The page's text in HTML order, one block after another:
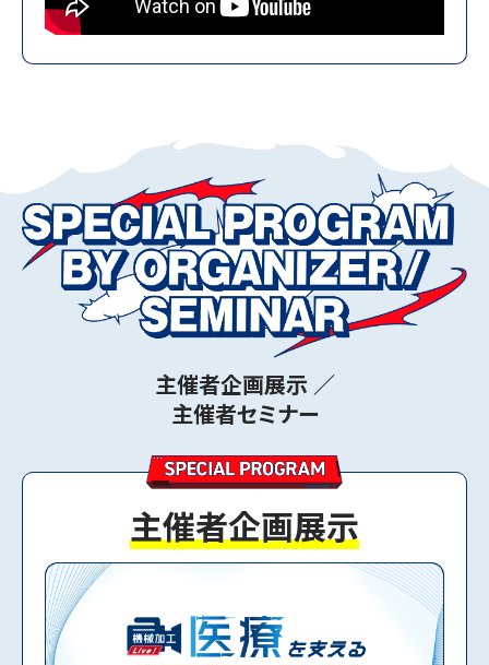
キッチンカーコーディネート事業者募集を締め切り
2024.11.29
中小・スタートアップゾーン出展申込受付終了につい
て
2024.11.14
出展申込受付終了について
【プレスリリース】出展募集開始について
【お知らせ】出展申込の受付を開始しました。
MECT2025公式ウェブサイトを公開しました。
主催者企画展示 ／
主催者セミナー
主催者企画展示